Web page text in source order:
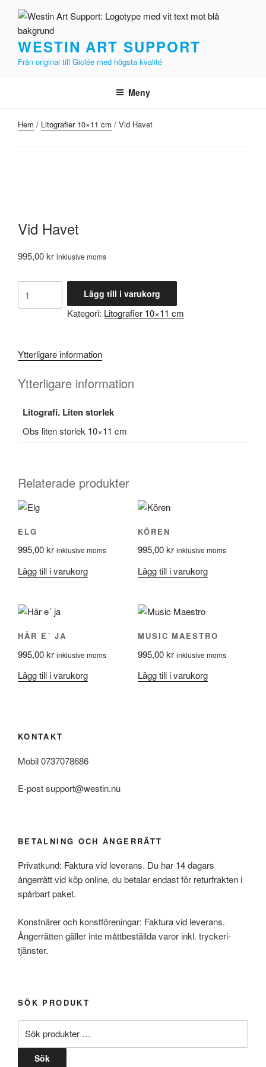
Hoppa
innehåll
WESTIN ART SUPPORT
Från original till Giclée med högsta kvalité
Meny
Hem / Litografier 10×11 cm / Vid Havet
Vid Havet
995,00kr inklusive moms
Havet
Lägg till i varukorg
Kategori: Litografier 10×11 cm
Ytterligare information
Ytterligare information
Litografi. Liten storlek
Obs liten storlek 10×11 cm
Relaterade produkter
ELG
995,00kr inklusive moms
Lägg till i varukorg
KÖREN
995,00kr inklusive moms
Lägg till i varukorg
HÄR E´ JA
995,00kr inklusive moms
Lägg till i varukorg
MUSIC MAESTRO
995,00kr inklusive moms
Lägg till i varukorg
KONTAKT
Mobil 0737078686
E-post support@westin.nu
BETALNING OCH ÅNGERRÄTT
Privatkund: Faktura vid leverans. Du har 14 dagars
ångerrätt vid köp online, du betalar endast för returfrakten i
spårbart paket.
Konstnärer och konstföreningar: Faktura vid leverans.
Ångerrätten gäller inte måttbeställda varor inkl. tryckeri-
tjänster.
SÖK PRODUKT
efter:
Sök